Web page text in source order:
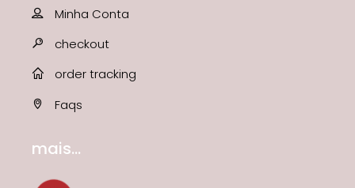
Minha Conta
checkout
order tracking
Faqs
mais...